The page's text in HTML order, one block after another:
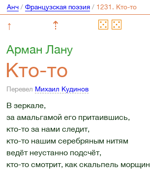
Анч/ Французская поэзия/
↑ ⇡
Арман Лану
Кто-то
Перевел Михаил Кудинов
В зеркале,
за амальгамой его притаившись,
кто-то за нами следит,
кто-то нашим серебряным нитям
ведёт неустанно подсчёт,
кто-то смотрит, как скальпель морщин